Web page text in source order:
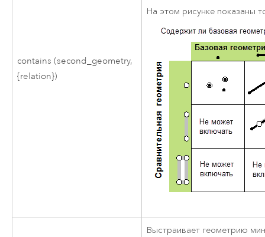
contains (second_geometry,
{relation})
На этом рисунке показаны
Выстраивает геометрию